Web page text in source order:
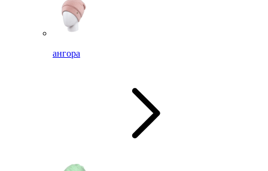
ангора